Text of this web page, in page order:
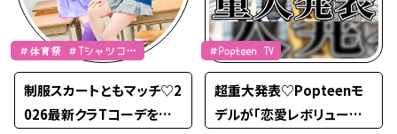
＃体育祭 ＃Tシャツコー
デ ＃JK流行通信
制服スカートともマッチ♡2
026最新クラTコーデを紹
＃Popteen TV
超重大発表♡Popteenモ
デルが「恋愛レボリューショ